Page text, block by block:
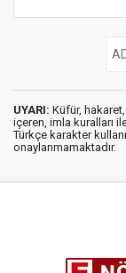
UYARI: Küfür,
içeren, imla kuralları
Türkçe karakter
onaylanmamaktadır.